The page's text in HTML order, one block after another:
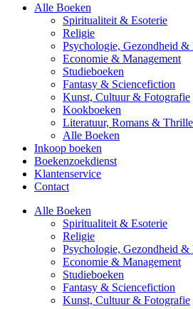
Alle Boeken
Spiritualiteit & Esoterie
Religie
Psychologie, Gezondheid &
Economie & Management
Studieboeken
Fantasy & Sciencefiction
Kunst, Cultuur & Fotografie
Kookboeken
Literatuur, Romans &
Alle Boeken
Inkoop boeken
Boekenzoekdienst
Klantenservice
Contact
Alle Boeken
Spiritualiteit & Esoterie
Religie
Psychologie, Gezondheid &
Economie & Management
Studieboeken
Fantasy & Sciencefiction
Kunst, Cultuur & Fotografie